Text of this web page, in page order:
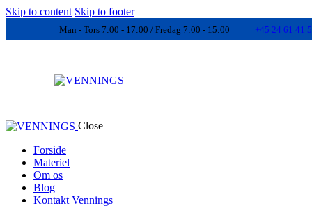
Skip to content Skip to footer
Man - Tors 7:00 - 17:00 / Fredag 7:00 - 15:00 +45 24 61 41
Close
Forside
Materiel
Om os
Blog
Kontakt Vennings